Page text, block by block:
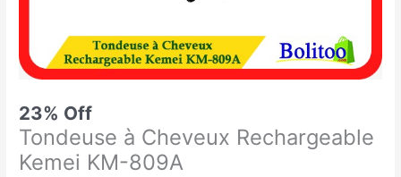
23% Off
Tondeuse à Cheveux Rechargeable
Kemei KM-809A